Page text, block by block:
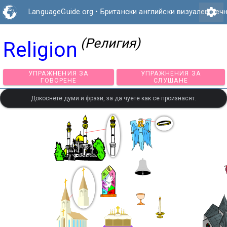
LanguageGuide.org • Британски английски визуаленsettings
Religion (Религия)
УПРАЖНЕНИЯ ЗА
ГОВОРЕНЕ
УПРАЖНЕНИЯ
СЛУШАНЕ
Докоснете думи и фрази, за да чуете как се произнасят.